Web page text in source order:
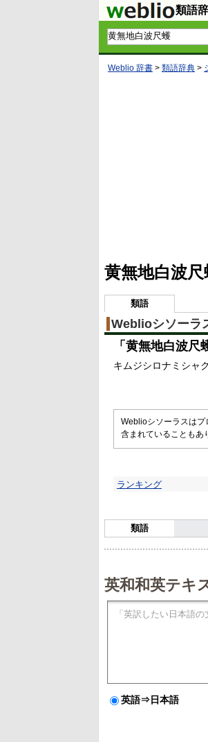
類語
Weblio 辞書 > 類語辞典 >
黄無地白波
類語
Weblioシソーラ
「 黄無地白波尺
キムジシロナミシャク
Weblioシソーラスはプ
含まれていることもあ
ランキング
類語
英和和英テキ
英語⇒日本語